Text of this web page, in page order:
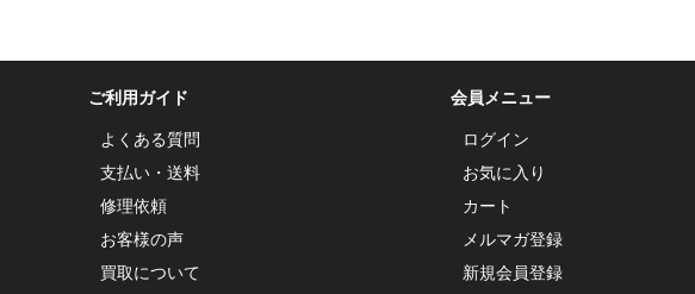
ご利用ガイド
よくある質問
支払い・送料
修理依頼
お客様の声
買取について
会員メニュー
ログイン
お気に入り
カート
メルマガ登録
新規会員登録